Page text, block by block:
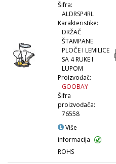
Šifra:
ALDRSP4RL
Karakteristike:
DRŽAČ
ŠTAMPANE
PLOČE I LEMILICE
SA 4 RUKE I
LUPOM
Proizvođač:
GOOBAY
Šifra
proizvođača:
76558
Više
informacija
ROHS